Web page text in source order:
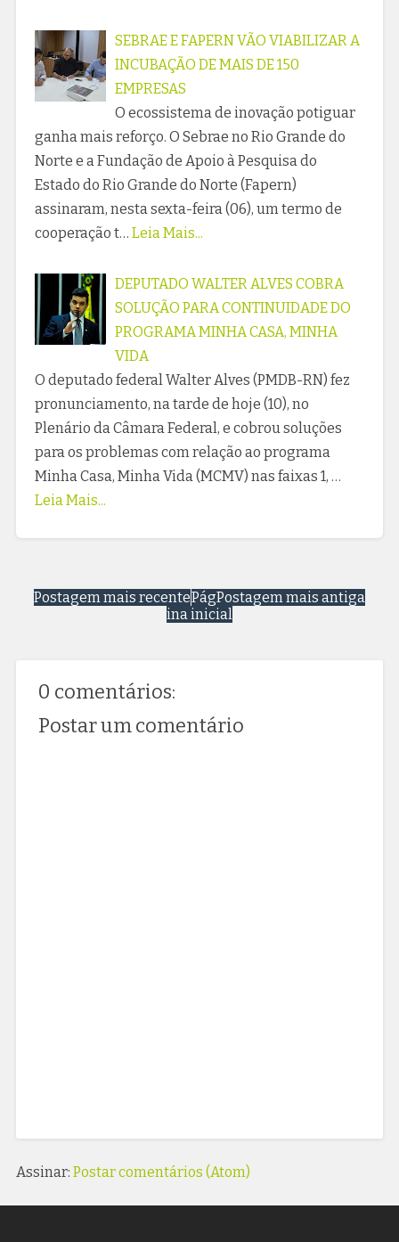
SEBRAE E FAPERN VÃO VIABILIZAR A
INCUBAÇÃO DE MAIS DE 150
EMPRESAS
O ecossistema de inovação potiguar
ganha mais reforço. O Sebrae no Rio Grande do
Norte e a Fundação de Apoio à Pesquisa do
Estado do Rio Grande do Norte (Fapern)
assinaram, nesta sexta-feira (06), um termo de
cooperação t… Leia Mais...
DEPUTADO WALTER ALVES COBRA
SOLUÇÃO PARA CONTINUIDADE DO
PROGRAMA MINHA CASA, MINHA
VIDA
O deputado federal Walter Alves (PMDB-RN) fez
pronunciamento, na tarde de hoje (10), no
Plenário da Câmara Federal, e cobrou soluções
para os problemas com relação ao programa
Minha Casa, Minha Vida (MCMV) nas faixas 1, …
Leia Mais...
Postagem mais recente Postagem mais antiga
Pág
ina inicial
0 comentários:
Postar um comentário
Assinar: Postar comentários (Atom)